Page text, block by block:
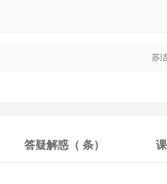
苏
答疑解惑（ 条）